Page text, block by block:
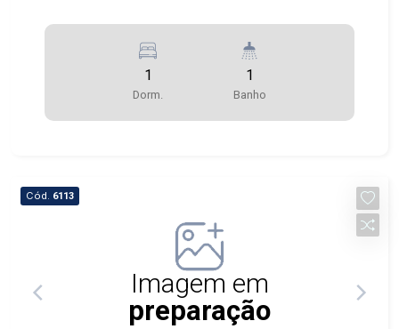
1
Dorm.
1
Banho
Cód. 6113
Imagem em
preparação